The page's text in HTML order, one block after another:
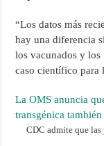
“Los datos más
hay una diferencia
los vacunados y
caso científico para
La OMS anuncia
transgénica
CDC admite que las